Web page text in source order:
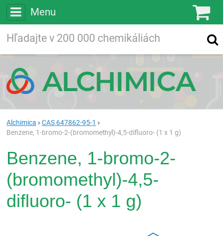
Menu
Vyhľadávanie
Alchimica
CAS 647862-95-1
Benzene, 1-bromo-2-(bromomethyl)-4,5-difluoro- (1 x 1 g)
Benzene, 1-bromo-2-
(bromomethyl)-4,5-
difluoro- (1 x 1 g)